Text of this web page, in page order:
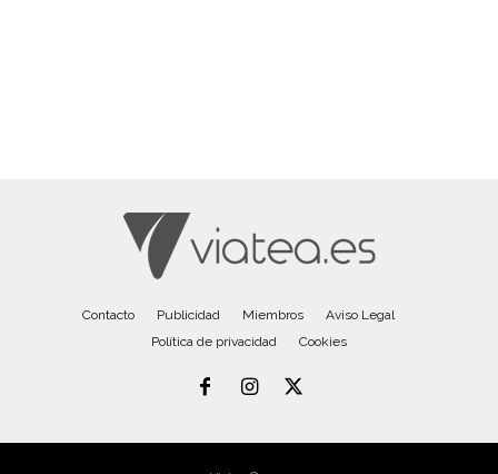
Contacto Publicidad Miembros
Aviso Legal
Política de privacidad
Cookies